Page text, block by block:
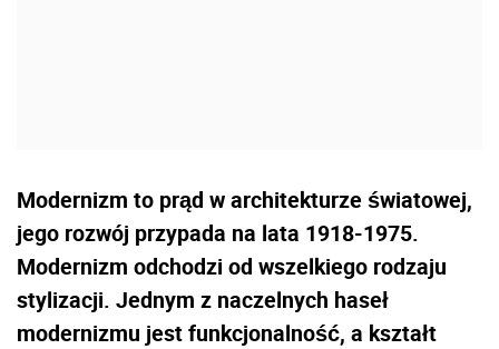
Modernizm to prąd w architekturze światowej,
jego rozwój przypada na lata 1918-1975.
Modernizm odchodzi od wszelkiego rodzaju
stylizacji. Jednym z naczelnych haseł
modernizmu jest funkcjonalność, a kształt